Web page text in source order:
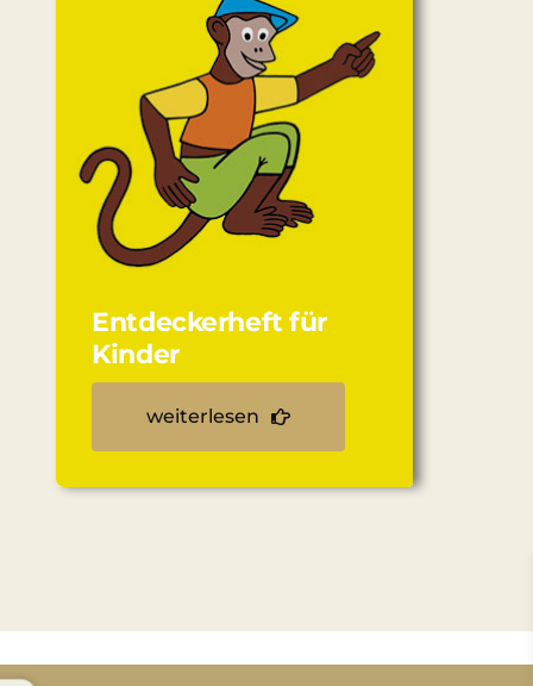
Entdeckerheft für
Kinder
weiterlesen